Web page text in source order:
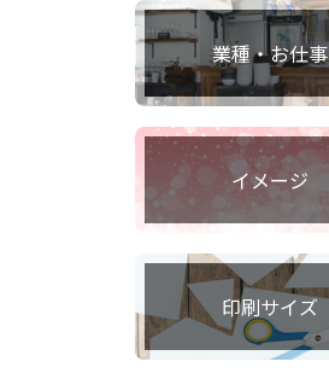
業種・お仕事
イメージ
印刷サイズ